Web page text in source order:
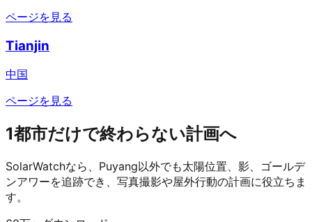
ページを見る
Tianjin
中国
ページを見る
1都市だけで終わらない計画へ
SolarWatchなら、Puyang以外でも太陽位置、影、ゴールデ
ンアワーを追跡でき、写真撮影や屋外行動の計画に役立ちま
す。